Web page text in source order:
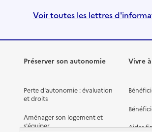
Voir toutes les lettres
Préserver son autonomie
Perte d'autonomie : évaluation
et droits
Aménager son logement et
s'équiper
Vivre
Aides